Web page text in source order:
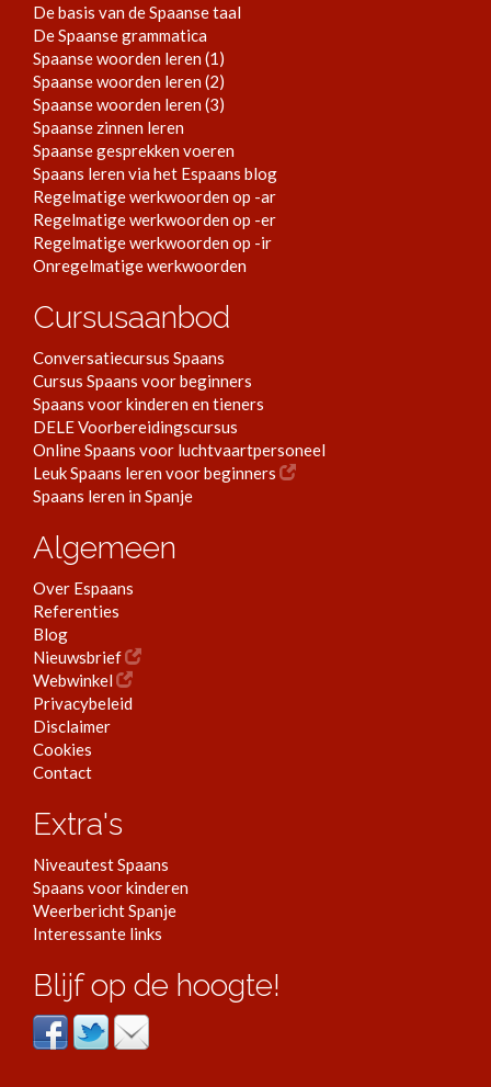
De basis van de Spaanse taal
De Spaanse grammatica
Spaanse woorden leren (1)
Spaanse woorden leren (2)
Spaanse woorden leren (3)
Spaanse zinnen leren
Spaanse gesprekken voeren
Spaans leren via het Espaans blog
Regelmatige werkwoorden op -ar
Regelmatige werkwoorden op -er
Regelmatige werkwoorden op -ir
Onregelmatige werkwoorden
Cursusaanbod
Conversatiecursus Spaans
Cursus Spaans voor beginners
Spaans voor kinderen en tieners
DELE Voorbereidingscursus
Online Spaans voor luchtvaartpersoneel
Leuk Spaans leren voor beginners
Spaans leren in Spanje
Algemeen
Over Espaans
Referenties
Blog
Nieuwsbrief
Webwinkel
Privacybeleid
Disclaimer
Cookies
Contact
Extra's
Niveautest Spaans
Spaans voor kinderen
Weerbericht Spanje
Interessante links
Blijf op de hoogte!